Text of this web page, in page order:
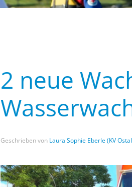
2 neue
Geschrieben von Laura Sophie Eberle (KV